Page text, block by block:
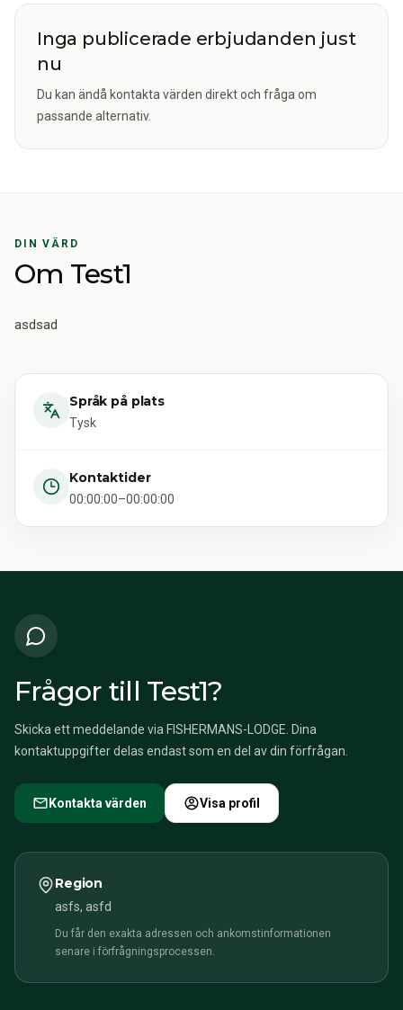
Inga publicerade erbjudanden just
nu
Du kan ändå kontakta värden direkt och fråga om
passande alternativ.
DIN VÄRD
Om Test1
asdsad
Språk på plats
Tysk
Kontaktider
00:00:00–00:00:00
Frågor till Test1?
Skicka ett meddelande via FISHERMANS-LODGE. Dina
kontaktuppgifter delas endast som en del av din förfrågan.
Kontakta värden Visa profil
Region
asfs, asfd
Du får den exakta adressen och ankomstinformationen
senare i förfrågningsprocessen.